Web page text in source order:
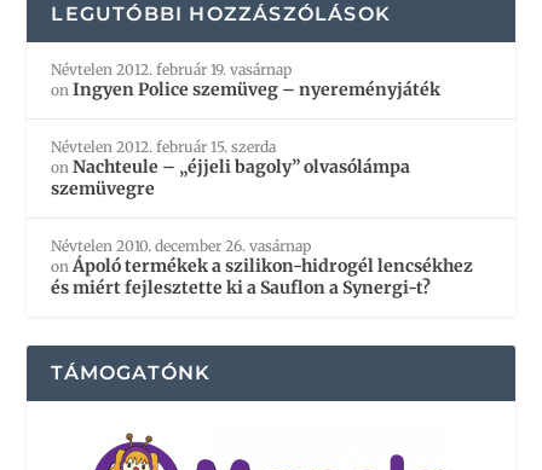
LEGUTÓBBI HOZZÁSZÓLÁSOK
Névtelen 2012. február 19. vasárnap
onIngyen Police szemüveg – nyereményjáték
Névtelen 2012. február 15. szerda
onNachteule – „éjjeli bagoly” olvasólámpa
szemüvegre
Névtelen 2010. december 26. vasárnap
onÁpoló termékek a szilikon-hidrogél lencsékhez
és miért fejlesztette ki a Sauflon a Synergi-t?
TÁMOGATÓNK